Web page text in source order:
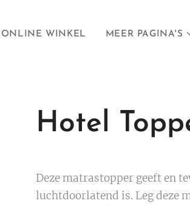
ONLINE WINKEL MEER PAGINA'S
Hotel
Deze matrastopper geeft en
luchtdoorlatend is. Leg deze